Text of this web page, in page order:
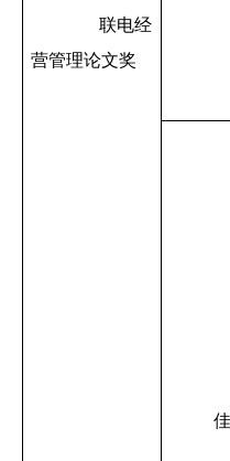
联电经
营管理论文奖